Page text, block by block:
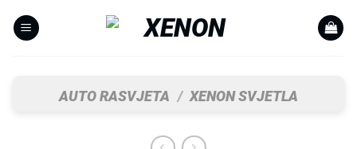
AUTO RASVJETA / XENON SVJETLA